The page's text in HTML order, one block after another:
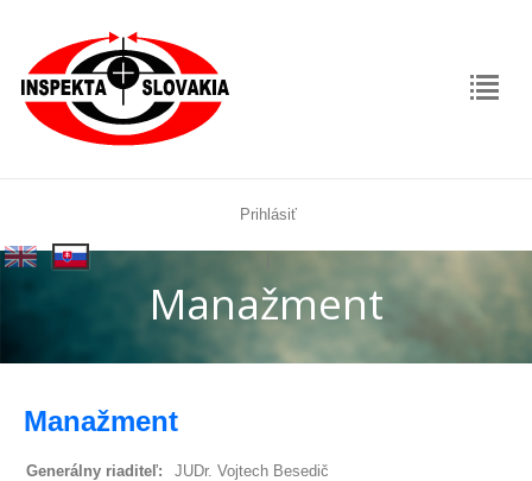
Prihlásiť
rolex
replica
Manažment
Manažment
Generálny riaditeľ: JUDr. Vojtech Besedič